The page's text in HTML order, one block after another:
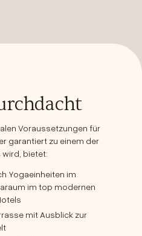
Voraussetzungen für
garantiert zu einem der
wird, bietet:
Yogaeinheiten im
im top modernen
mit Ausblick zur